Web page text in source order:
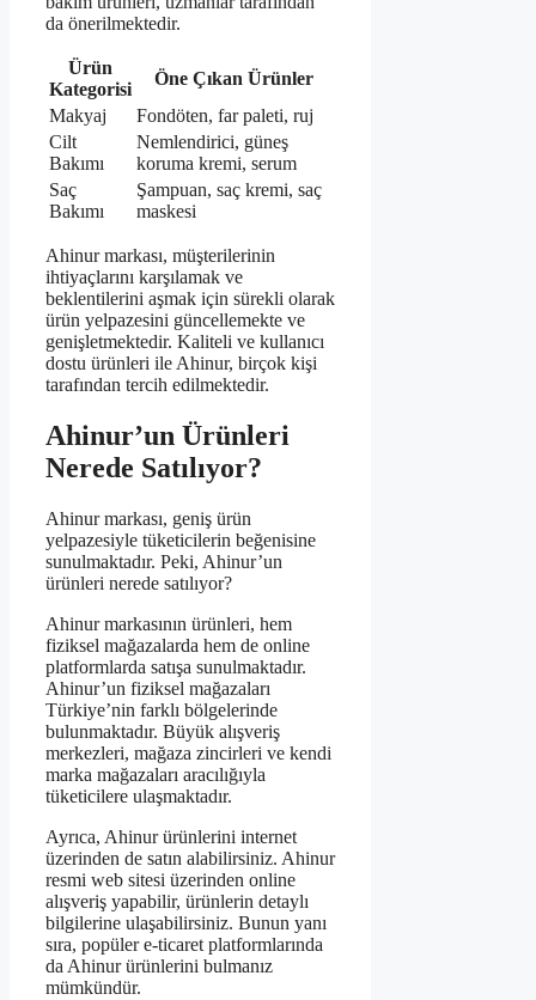
da önerilmektedir.
Ürün
Kategorisi
Öne Çıkan Ürünler
Makyaj
Fondöten, far paleti, ruj
Cilt
Bakımı
Nemlendirici, güneş
koruma kremi, serum
Saç
Bakımı
Şampuan, saç kremi, saç
maskesi
Ahinur markası, müşterilerinin
ihtiyaçlarını karşılamak ve
beklentilerini aşmak için sürekli olarak
ürün yelpazesini güncellemekte ve
genişletmektedir. Kaliteli ve kullanıcı
dostu ürünleri ile Ahinur, birçok kişi
tarafından tercih edilmektedir.
Ahinur’un Ürünleri
Nerede Satılıyor?
Ahinur markası, geniş ürün
yelpazesiyle tüketicilerin beğenisine
sunulmaktadır. Peki, Ahinur’un
ürünleri nerede satılıyor?
Ahinur markasının ürünleri, hem
fiziksel mağazalarda hem de online
platformlarda satışa sunulmaktadır.
Ahinur’un fiziksel mağazaları
Türkiye’nin farklı bölgelerinde
bulunmaktadır. Büyük alışveriş
merkezleri, mağaza zincirleri ve kendi
marka mağazaları aracılığıyla
tüketicilere ulaşmaktadır.
Ayrıca, Ahinur ürünlerini internet
üzerinden de satın alabilirsiniz. Ahinur
resmi web sitesi üzerinden online
alışveriş yapabilir, ürünlerin detaylı
bilgilerine ulaşabilirsiniz. Bunun yanı
sıra, popüler e-ticaret platformlarında
da Ahinur ürünlerini bulmanız
mümkündür.